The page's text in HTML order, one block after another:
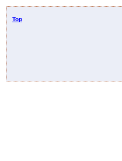
Top